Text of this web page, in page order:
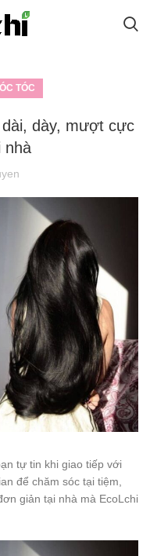
TÓC
dày, mượt cực
nhà
tự tin khi giao tiếp với
để chăm sóc tại tiệm,
giản tại nhà mà EcoLchi